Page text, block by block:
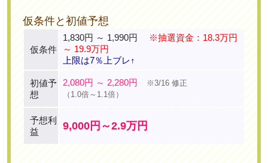
仮条件と初値予想
仮条件
1,830円 ～ 1,990円
※抽選資金：18.3万円
～ 19.9万円
上限は7％上ブレ↑
初値予
想
2,080円 ～ 2,280円
※3/16 修正
（1.0倍～1.1倍）
予想利
益
9,000円～2.9万円